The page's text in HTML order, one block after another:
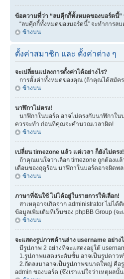
ข้อความที่ว่า “ลบคุีกกี้ทั้งหมดของบอร์ดนี้”
“ลบคุีกกี้ทั้งหมดของบอร์ดนี้” จะทำการล
ข้างบน
ตั้งค่าสมาชิก และ ตั้งค่าต่าง ๆ
จะเปลี่ยนแปลงการตั้งค่าได้อย่างไร?
การตั้งค่าทั้งหมดของคุณ (ถ้าคุณได้สมัคร
ข้างบน
นาฬิกาไม่ตรง!
นาฬิกาในบอร์ด อาจไม่ตรงกับนาฬิกาใน
ควรจะทำ ก่อนที่คุณจะคำนวณเวลาผิด!
ข้างบน
เปลี่ยน timezone แล้ว แต่เวลา ก็ยังไม่ตรง!
ถ้าคุณแน่ใจว่าเลือก timezone ถูกต้องแล้
เดือนของฤดูร้อน นาฬิกาในบอร์ดอาจผิด
ข้างบน
ภาษาที่ฉันใช้ ไม่ได้อยู่ในรายการให้เลือก!
สาเหตุอาจเกิดจาก administrator ไม่ไ
ข้อมูลเพิ่มเติมที่เว็บของ phpBB Group (จ
ข้างบน
จะแสดงรูปภาพด้านล่าง username อย่าง
มีรูปภาพ 2 อย่างที่จะแสดงอยู่ใต้
1.รูปภาพแสดงระดับขั้น อาจเป็นรูปดาว
2.ถัดลงมาอาจเป็นรูปภาพขนาดใหญ่ คือ
admin ของบอร์ด (ซึ่งเราแน่ใจว่าเหตุผลนั้